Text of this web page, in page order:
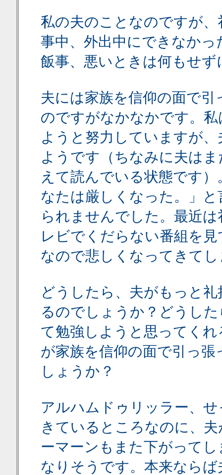
私の夫のことなのですが
事中、外出中にできなか
飯事、悪いときは何もせ
夫には家族を信仰の面で
のですがなかなかです。
ようと努力していますが
ようです（ちなみに夫は
えて読んでいる状態です
なたは厳しくなった。」
られませんでした。最近
レビでくだらない番組を
なので悲しくなってきて
どうしたら、夫がもっと
るのでしょうか？どうし
て勉強しようと思ってく
が家族を信仰の面で引っ
しょうか？
アルハムドゥリッラー、
きているところなのに、
ーマーンもまた下がって
なりそうです。本来なら